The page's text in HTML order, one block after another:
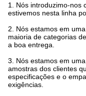
1. Nós introduzimo-nos
estivemos nesta linha
2. Nós estamos em
maioria de categorias
a boa entrega.
3. Nós estamos em
amostras dos clientes
especificações e o
exigências.